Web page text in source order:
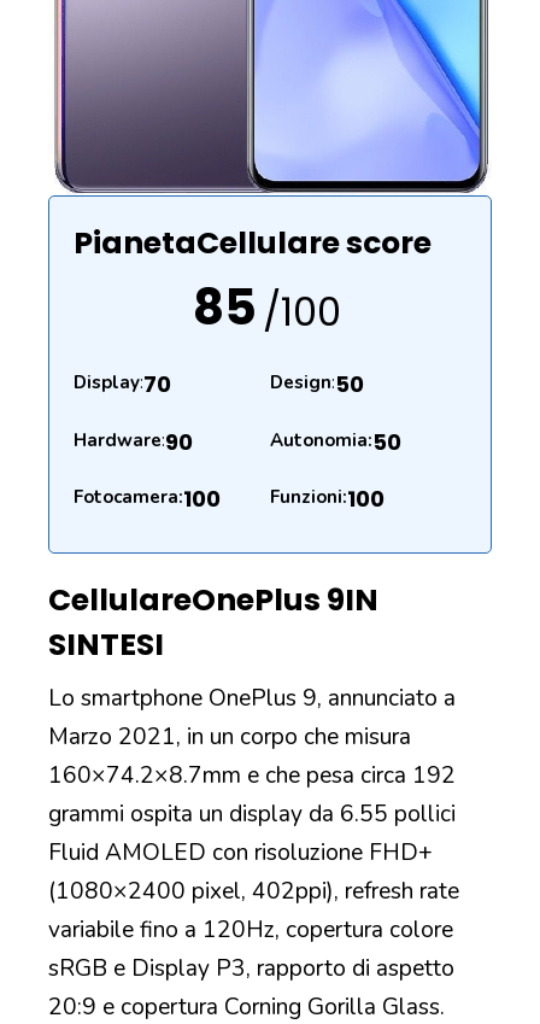
PianetaCellulare score
85 /100
Display:70 Design:50
Hardware:90 Autonomia:50
Fotocamera:100 Funzioni:100
CellulareOnePlus 9IN
SINTESI
Lo smartphone OnePlus 9, annunciato a
Marzo 2021, in un corpo che misura
160×74.2×8.7mm e che pesa circa 192
grammi ospita un display da 6.55 pollici
Fluid AMOLED con risoluzione FHD+
(1080×2400 pixel, 402ppi), refresh rate
variabile fino a 120Hz, copertura colore
sRGB e Display P3, rapporto di aspetto
20:9 e copertura Corning Gorilla Glass.